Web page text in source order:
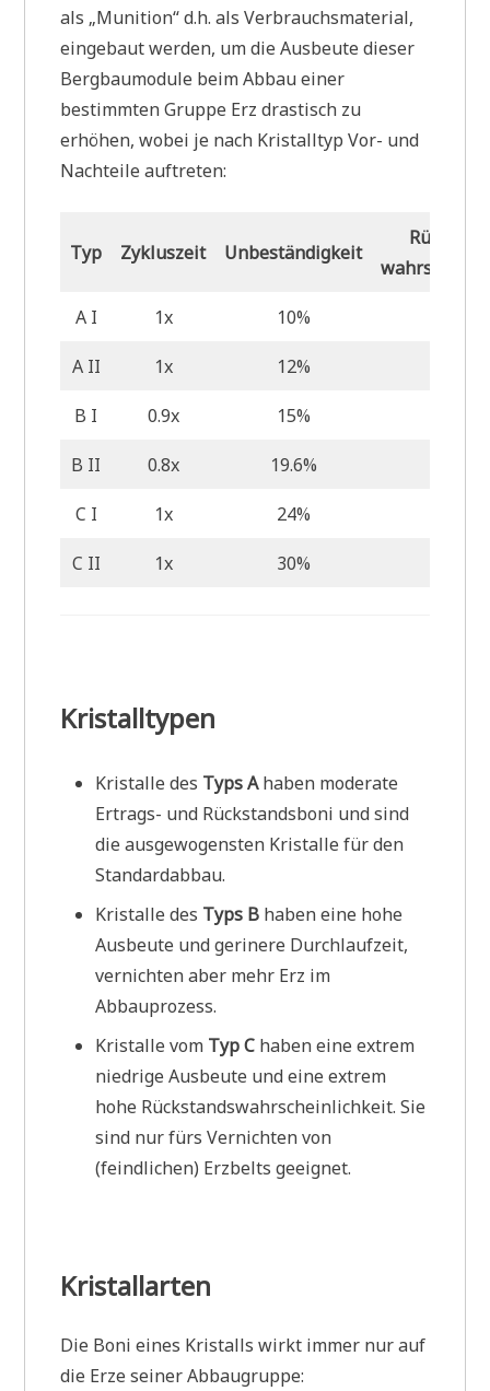
als „Munition“ d.h. als Verbrauchsmaterial,
eingebaut werden, um die Ausbeute dieser
Bergbaumodule beim Abbau einer
bestimmten Gruppe Erz drastisch zu
erhöhen, wobei je nach Kristalltyp Vor- und
Nachteile auftreten:
Typ Zykluszeit Unbeständigkeit
A I 1x 10%
A II 1x 12%
B I 0.9x 15%
B II 0.8x 19.6%
C I 1x 24%
C II 1x 30%
Kristalltypen
Kristalle des Typs Ahaben moderate
Ertrags- und Rückstandsboni und sind
die ausgewogensten Kristalle für den
Standardabbau.
Kristalle des Typs B haben eine hohe
Ausbeute und gerinere Durchlaufzeit,
vernichten aber mehr Erz im
Abbauprozess.
Kristalle vom Typ C haben eine extrem
niedrige Ausbeute und eine extrem
hohe Rückstandswahrscheinlichkeit. Sie
sind nur fürs Vernichten von
(feindlichen) Erzbelts geeignet.
Kristallarten
Die Boni eines Kristalls wirkt immer nur auf
die Erze seiner Abbaugruppe: